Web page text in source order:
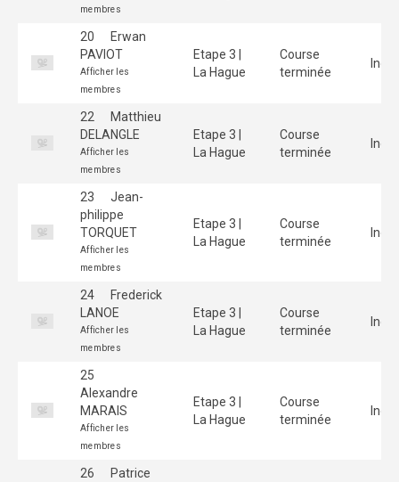
membres
20
Erwan
PAVIOT
Afficher les
membres
Etape 3 |
La Hague
Course
terminée
22
Matthieu
DELANGLE
Afficher les
membres
Etape 3 |
La Hague
Course
terminée
23
Jean-
philippe
TORQUET
Afficher les
membres
Etape 3 |
La Hague
Course
terminée
24
Frederick
LANOE
Afficher les
membres
Etape 3 |
La Hague
Course
terminée
25
Alexandre
MARAIS
Afficher les
membres
Etape 3 |
La Hague
Course
terminée
26
Patrice